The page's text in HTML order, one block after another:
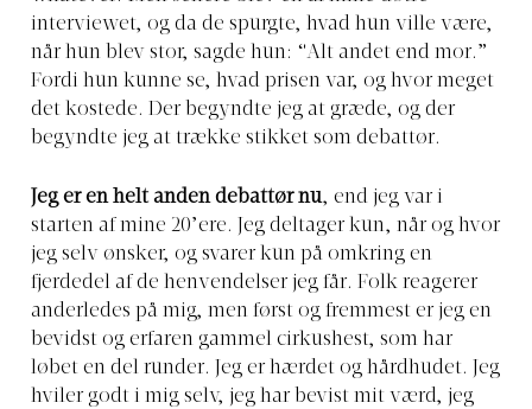
interviewet, og da de spurgte, hvad hun ville være,
når hun blev stor, sagde hun: “Alt andet end mor.”
Fordi hun kunne se, hvad prisen var, og hvor meget
det kostede. Der begyndte jeg at græde, og der
begyndte jeg at trække stikket som debattør.
Jeg er en helt anden debattør nu, end jeg var i
starten af mine 20’ere. Jeg deltager kun, når og hvor
jeg selv ønsker, og svarer kun på omkring en
fjerdedel af de henvendelser jeg får. Folk reagerer
anderledes på mig, men først og fremmest er jeg en
bevidst og erfaren gammel cirkushest, som har
løbet en del runder. Jeg er hærdet og hårdhudet. Jeg
hviler godt i mig selv, jeg har bevist mit værd, jeg